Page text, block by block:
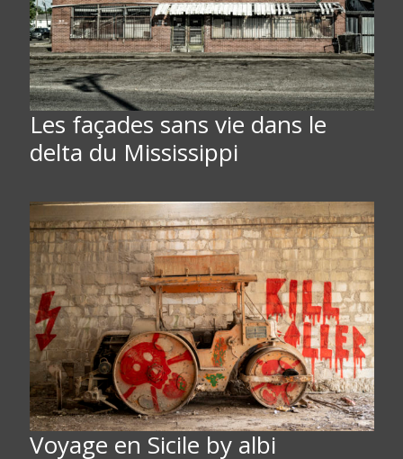
Les façades sans vie dans le
delta du Mississippi
Voyage en Sicile by albi